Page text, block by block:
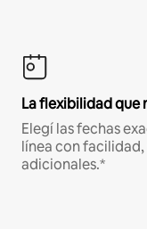
La flexibilidad que
Elegí las fechas
línea con
adicionales.*